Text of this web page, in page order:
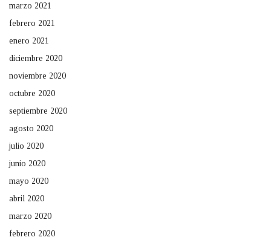
marzo 2021
febrero 2021
enero 2021
diciembre 2020
noviembre 2020
octubre 2020
septiembre 2020
agosto 2020
julio 2020
junio 2020
mayo 2020
abril 2020
marzo 2020
febrero 2020